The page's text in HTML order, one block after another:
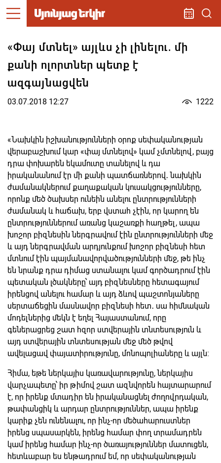
«Փայ մտնել» այլևս չի լինելու․ մի
քանի ոլորտներ պետք է
ազգայնացվեն
03.07.2018 12:27 1222
«Նախկին իշխանությունների օրոք սեփականության
վերաբաշխում կար «փայ մտնելով» կամ չմտնելով, բայց
դրա փոխարեն եկամուտը տանելով և դա
իրականանում էր մի քանի պատճառներով․ նախկին
ժամանակներում քաղաքական կուսակցությունները,
որոնք մեծ ծախսեր ունեին անելու ընտրությունների
ժամանակ և հաճախ, երբ վստահ չէին, որ կարող են
ընտրություններում առանց կաշառքի հաղթել, ապա
խոշոր բիզնեսին ներգրավում էին ընտրությունների մեջ
և այդ ներգրավման արդյունքում խոշոր բիզնեսի հետ
մտնում էին պայմանավորվածությունների մեջ, թե ինչ
են նրանք դրա դիմաց ստանալու կամ գործադրում էին
պետական լծակները՝ այդ բիզնեսները հետագայում
իրենցով անելու համար և այդ ձևով պաշտոնյաները
սերտաճեցին մասնավոր բիզնեսի հետ․ սա հիմնական
մոդելներից մեկն է եղել Հայաստանում, որը
գեներացրեց շատ հզոր ստվերային տնտեսություն և
այդ ստվերային տնտեսության մեջ մեծ թվով
ավելացավ փայատիրությունը, մոնոպոլիաները և այլն։
Հիմա, եթե ներկայիս կառավարությունը, ներկայիս
վարչապետը՝ իր թիմով շատ ազնվորեն հայտարարում
է, որ իրենք մտադիր են իրականացնել ժողովրդական,
թափանցիկ և արդար ընտրություններ, ապա իրենք
կարիք չեն ունենալու, որ ինչ-որ մեծահարուստներ
իրենց սպասարկեն, իրենց համար փող տրամադրեն
կամ իրենց համար ինչ-որ ծառայություններ մատուցեն,
հետևաբար ես ենթադրում եմ, որ սեփականության